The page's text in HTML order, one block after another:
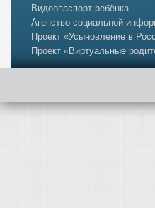
Видеопаспорт ребёнка
Агенство социальной
Проект «Усыновление в
Проект «Виртуальные